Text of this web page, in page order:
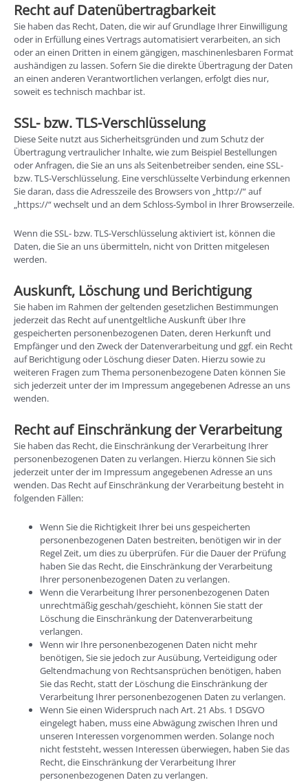
Recht auf Daten­übertrag­barkeit
Sie haben das Recht, Daten, die wir auf Grundlage Ihrer Einwilligung
oder in Erfüllung eines Vertrags automatisiert verarbeiten, an sich
oder an einen Dritten in einem gängigen, maschinenlesbaren Format
aushändigen zu lassen. Sofern Sie die direkte Übertragung der Daten
an einen anderen Verantwortlichen verlangen, erfolgt dies nur,
soweit es technisch machbar ist.
SSL- bzw. TLS-Verschlüsselung
Diese Seite nutzt aus Sicherheitsgründen und zum Schutz der
Übertragung vertraulicher Inhalte, wie zum Beispiel Bestellungen
oder Anfragen, die Sie an uns als Seitenbetreiber senden, eine SSL-
bzw. TLS-Verschlüsselung. Eine verschlüsselte Verbindung erkennen
Sie daran, dass die Adresszeile des Browsers von „http://“ auf
„https://“ wechselt und an dem Schloss-Symbol in Ihrer Browserzeile.
Wenn die SSL- bzw. TLS-Verschlüsselung aktiviert ist, können die
Daten, die Sie an uns übermitteln, nicht von Dritten mitgelesen
werden.
Auskunft, Löschung und Berichtigung
Sie haben im Rahmen der geltenden gesetzlichen Bestimmungen
jederzeit das Recht auf unentgeltliche Auskunft über Ihre
gespeicherten personenbezogenen Daten, deren Herkunft und
Empfänger und den Zweck der Datenverarbeitung und ggf. ein Recht
auf Berichtigung oder Löschung dieser Daten. Hierzu sowie zu
weiteren Fragen zum Thema personenbezogene Daten können Sie
sich jederzeit unter der im Impressum angegebenen Adresse an uns
wenden.
Recht auf Einschränkung der Verarbeitung
Sie haben das Recht, die Einschränkung der Verarbeitung Ihrer
personenbezogenen Daten zu verlangen. Hierzu können Sie sich
jederzeit unter der im Impressum angegebenen Adresse an uns
wenden. Das Recht auf Einschränkung der Verarbeitung besteht in
folgenden Fällen:
Wenn Sie die Richtigkeit Ihrer bei uns gespeicherten
personenbezogenen Daten bestreiten, benötigen wir in der
Regel Zeit, um dies zu überprüfen. Für die Dauer der Prüfung
haben Sie das Recht, die Einschränkung der Verarbeitung
Ihrer personenbezogenen Daten zu verlangen.
Wenn die Verarbeitung Ihrer personenbezogenen Daten
unrechtmäßig geschah/geschieht, können Sie statt der
Löschung die Einschränkung der Datenverarbeitung
verlangen.
Wenn wir Ihre personenbezogenen Daten nicht mehr
benötigen, Sie sie jedoch zur Ausübung, Verteidigung oder
Geltendmachung von Rechtsansprüchen benötigen, haben
Sie das Recht, statt der Löschung die Einschränkung der
Verarbeitung Ihrer personenbezogenen Daten zu verlangen.
Wenn Sie einen Widerspruch nach Art. 21 Abs. 1 DSGVO
eingelegt haben, muss eine Abwägung zwischen Ihren und
unseren Interessen vorgenommen werden. Solange noch
nicht feststeht, wessen Interessen überwiegen, haben Sie das
Recht, die Einschränkung der Verarbeitung Ihrer
personenbezogenen Daten zu verlangen.